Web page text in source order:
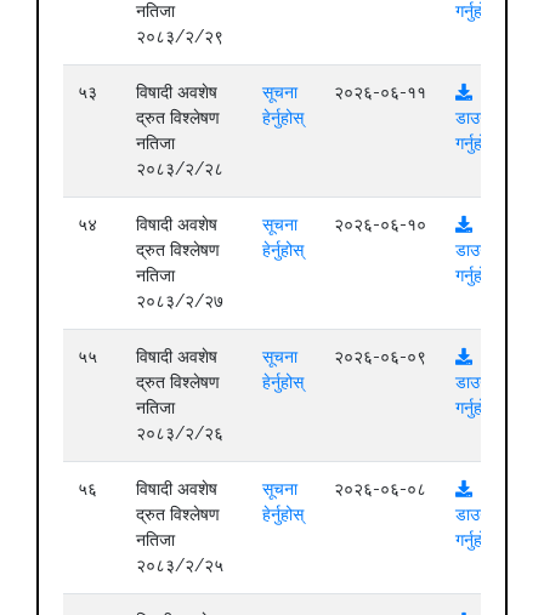
नतिजा
२०८३/२/२९
गर्नुहोस्
५३
विषादी अवशेष
द्रुत विश्लेषण
नतिजा
२०८३/२/२८
सूचना
हेर्नुहोस्
२०२६-०६-११
डाउनलोड
गर्नुहोस्
५४
विषादी अवशेष
द्रुत विश्लेषण
नतिजा
२०८३/२/२७
सूचना
हेर्नुहोस्
२०२६-०६-१०
डाउनलोड
गर्नुहोस्
५५
विषादी अवशेष
द्रुत विश्लेषण
नतिजा
२०८३/२/२६
सूचना
हेर्नुहोस्
२०२६-०६-०९
डाउनलोड
गर्नुहोस्
५६
विषादी अवशेष
द्रुत विश्लेषण
नतिजा
२०८३/२/२५
सूचना
हेर्नुहोस्
२०२६-०६-०८
डाउनलोड
गर्नुहोस्